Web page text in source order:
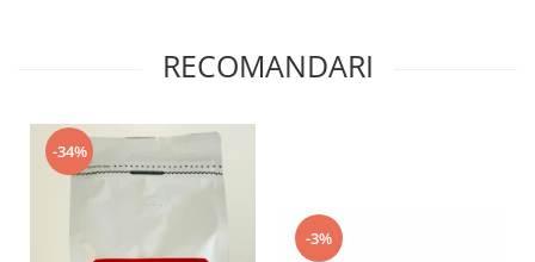
RECOMANDARI
-34%
-3%